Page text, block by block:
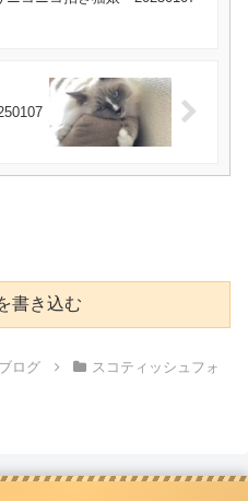
書き込む
ログ
スコティッシュフォ